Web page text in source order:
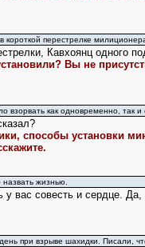
короткой перестрелке
Кавхоянц одного
Вы не
взорвать как одновременно, так
способы установки
жизнью.
у вас совесть и сердце.
при взрыве шахидки. Писали,